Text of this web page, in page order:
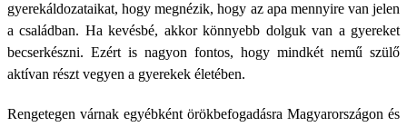
gyerekáldozataikat, hogy megnézik, hogy az apa mennyire van jelen
a családban. Ha kevésbé, akkor könnyebb dolguk van a gyereket
becserkészni. Ezért is nagyon fontos, hogy mindkét nemű szülő
aktívan részt vegyen a gyerekek életében.
Rengetegen várnak egyébként örökbefogadásra Magyarországon és